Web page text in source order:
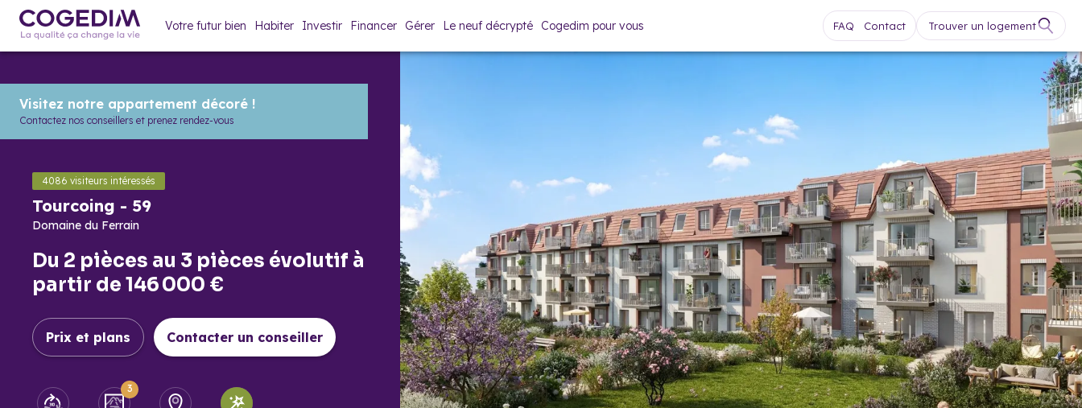
Votre futur bien Habiter Investir Financer Gérer Le neuf décrypté Cogedim pour vous FAQ Contact Trouver un logement
4086 visiteurs intéressés
Tourcoing - 59
Domaine du Ferrain
Du 2 pièces au 3 pièces évolutif à
partir de 146 000 €
Prix et plans Contacter un conseiller
3
Visitez notre appartement décoré !
Contactez nos conseillers et prenez rendez-vous
Tourcoing
Domaine du Ferrain
Présentation